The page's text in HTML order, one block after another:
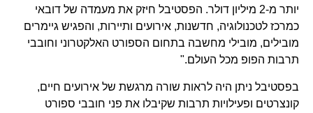
יותר מ-2 מיליון דולר. הפסטיבל חיזק את מעמדה של דובאי
כמרכז לטכנולוגיה, חדשנות, אירועים ותיירות, והפגיש גיימרים
מובילים, מובילי מחשבה בתחום הספורט האלקטרוני וחובבי
תרבות הפופ מכל העולם."
בפסטיבל ניתן היה לראות שורה מרגשת של אירועים חיים,
קונצרטים ופעילויות תרבות שקיבלו את פני חובבי ספורט